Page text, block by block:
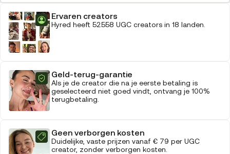
Ervaren creators
Hyred heeft 52.558 UGC creators in 18 landen.
Geld-terug-garantie
Als je de creator die na je eerste betaling is
geselecteerd niet goed vindt, ontvang je 100%
terugbetaling.
Geen verborgen kosten
Duidelijke, vaste prijzen vanaf € 79 per UGC
creator, zonder verborgen kosten.